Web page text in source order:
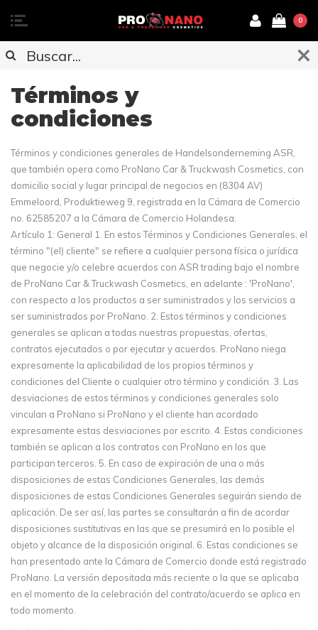
0
Términos y
condiciones
Términos y condiciones generales de Handelsonderneming ASR,
que también opera como ProNano Car & Truckwash Cosmetics, con
domicilio social y lugar principal de negocios en (8304 AV)
Emmeloord, Produktieweg 9, registrada en la Cámara de Comercio
no. 62585207 a la Cámara de Comercio Holandesa.
Artículo 1: General 1. En estos Términos y Condiciones Generales, el
término "(el) cliente" se refiere a cualquier persona física o jurídica
que negocie y/o celebre acuerdos con ASR trading bajo el nombre
de ProNano Car & Truckwash Cosmetics, en adelante : 'ProNano',
con respecto a los productos a ser suministrados y los servicios a
ser suministrados por ProNano. 2. Estos términos y condiciones
generales se aplican a todas nuestras propuestas, ofertas,
contratos ejecutados o por ejecutar y acuerdos. ProNano niega
expresamente la aplicabilidad de los propios términos y
condiciones del Cliente o cualquier otro término y condición. 3. Las
desviaciones de estos términos y condiciones generales solo
vinculan a ProNano si ProNano y el cliente han acordado
expresamente estas desviaciones por escrito. 4. Estas condiciones
también se aplican a los contratos con ProNano en los que
participan terceros. 5. En caso de expiración de una o más
disposiciones de estas Condiciones Generales, las demás
disposiciones de estas Condiciones Generales seguirán siendo de
aplicación. De ser así, las partes se consultarán a fin de acordar
disposiciones sustitutivas en las que se presumirá en lo posible el
objeto y alcance de la disposición original. 6. Estas condiciones se
han presentado ante la Cámara de Comercio donde está registrado
ProNano. La versión depositada más reciente o la que se aplicaba
en el momento de la celebración del contrato/acuerdo se aplica en
todo momento.